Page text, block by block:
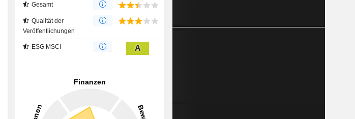
Gesamt
Qualität der
Veröffentlichungen
ESG MSCI A